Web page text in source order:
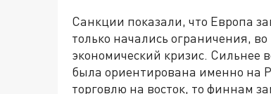
Санкции показали, что Европа
только начались ограничения,
экономический кризис. Сильнее
была ориентирована именно на
торговлю на восток, то финнам